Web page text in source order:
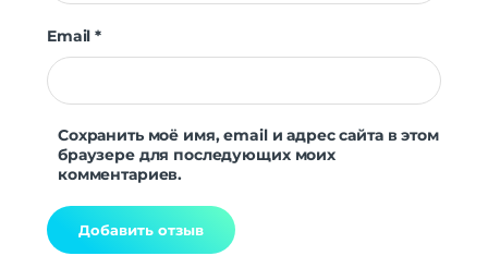
Email*
Сохранить моё имя, email и адрес сайта в этом
браузере для последующих моих
комментариев.